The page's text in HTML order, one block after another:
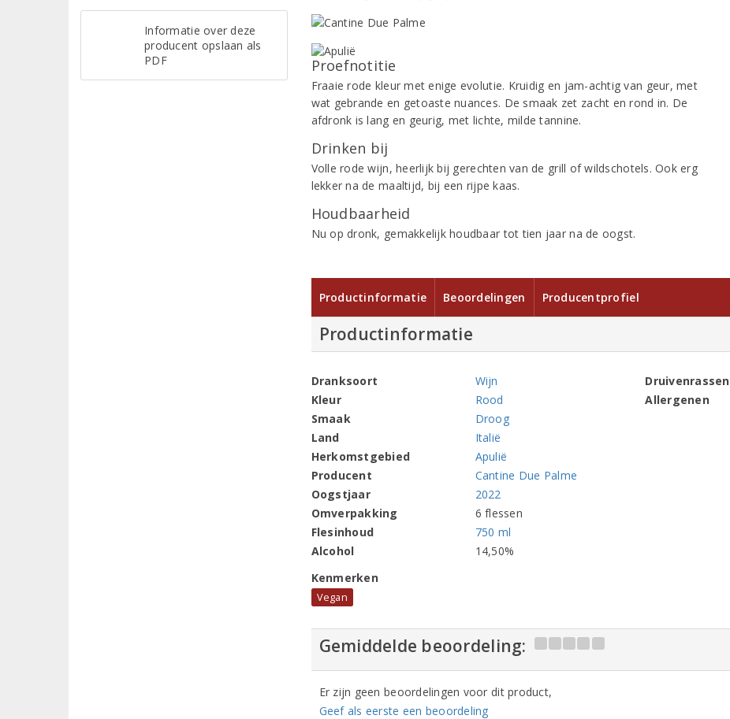
Informatie over deze
producent opslaan als
PDF
Proefnotitie
Fraaie rode kleur met enige evolutie. Kruidig en jam-achtig van geur, met
wat gebrande en getoaste nuances. De smaak zet zacht en rond in. De
afdronk is lang en geurig, met lichte, milde tannine.
Drinken bij
Volle rode wijn, heerlijk bij gerechten van de grill of wildschotels. Ook erg
lekker na de maaltijd, bij een rijpe kaas.
Houdbaarheid
Nu op dronk, gemakkelijk houdbaar tot tien jaar na de oogst.
Productinformatie Beoordelingen Producentprofiel
Productinformatie
Dranksoort
Wijn
Kleur
Rood
Smaak
Droog
Land
Italië
Herkomstgebied
Apulië
Producent
Cantine Due Palme
Oogstjaar
2022
Omverpakking
6 flessen
Flesinhoud
750 ml
Alcohol
14,50%
Druivenrassen
Allergenen
Kenmerken
Vegan
Gemiddelde beoordeling:
Er zijn geen beoordelingen voor dit product,
Geef als eerste een beoordeling